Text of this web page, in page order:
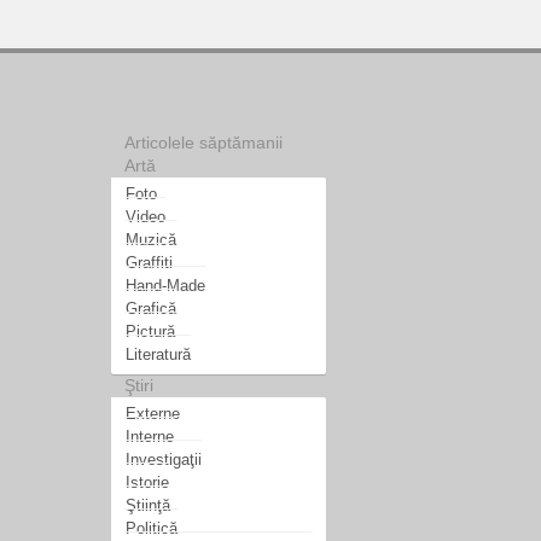
Articolele săptămanii
Artă
Foto
Video
Muzică
Graffiti
Hand-Made
Grafică
Pictură
Literatură
Ştiri
Externe
Interne
Investigaţii
Istorie
Ştiinţă
Politică